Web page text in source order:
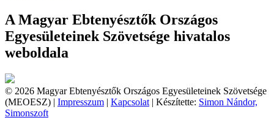
A Magyar Ebtenyésztők Országos
Egyesületeinek Szövetsége hivatalos
weboldala
© 2026 Magyar Ebtenyésztők Országos Egyesületeinek Szövetsége
(MEOESZ) | Impresszum | Kapcsolat | Készítette: Simon Nándor,
Simonszoft